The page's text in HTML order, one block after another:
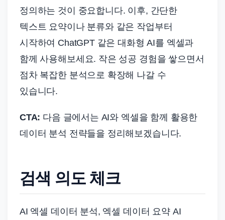
정의하는 것이 중요합니다. 이후, 간단한
텍스트 요약이나 분류와 같은 작업부터
시작하여 ChatGPT 같은 대화형 AI를 엑셀과
함께 사용해보세요. 작은 성공 경험을 쌓으면서
점차 복잡한 분석으로 확장해 나갈 수
있습니다.
CTA: 다음 글에서는 AI와 엑셀을 함께 활용한
데이터 분석 전략들을 정리해보겠습니다.
검색 의도 체크
AI 엑셀 데이터 분석, 엑셀 데이터 요약 AI